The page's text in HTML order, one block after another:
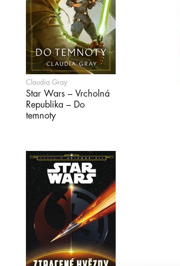
Claudia Gray
Star Wars – Vrcholná
Republika – Do
temnoty